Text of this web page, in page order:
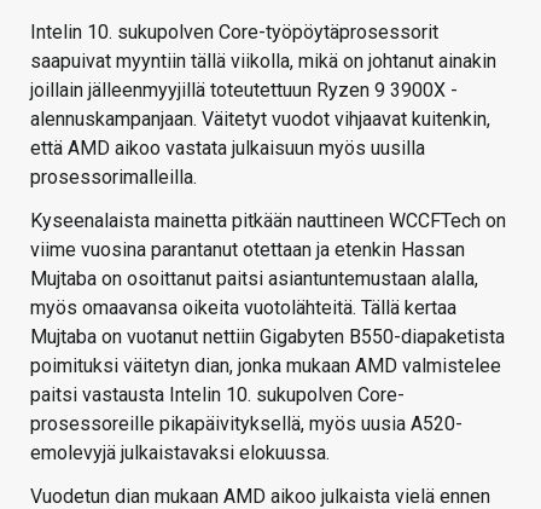
Intelin 10. sukupolven Core-työpöytäprosessorit
saapuivat myyntiin tällä viikolla, mikä on johtanut ainakin
joillain jälleenmyyjillä toteutettuun Ryzen 9 3900X -
alennuskampanjaan. Väitetyt vuodot vihjaavat kuitenkin,
että AMD aikoo vastata julkaisuun myös uusilla
prosessorimalleilla.
Kyseenalaista mainetta pitkään nauttineen WCCFTech on
viime vuosina parantanut otettaan ja etenkin Hassan
Mujtaba on osoittanut paitsi asiantuntemustaan alalla,
myös omaavansa oikeita vuotolähteitä. Tällä kertaa
Mujtaba on vuotanut nettiin Gigabyten B550-diapaketista
poimituksi väitetyn dian, jonka mukaan AMD valmistelee
paitsi vastausta Intelin 10. sukupolven Core-
prosessoreille pikapäivityksellä, myös uusia A520-
emolevyjä julkaistavaksi elokuussa.
Vuodetun dian mukaan AMD aikoo julkaista vielä ennen